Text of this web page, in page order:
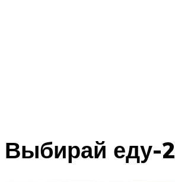
Выбирай еду-2